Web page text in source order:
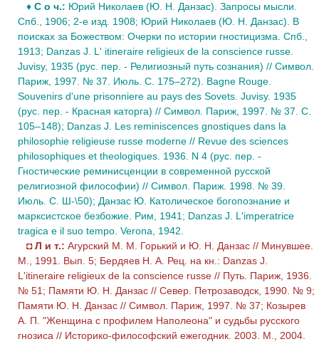
♦ С о ч.: Юрий Николаев (Ю. Н. Данзас). Запросы мысли.
Спб., 1906; 2-е изд. 1908; Юрий Николаев (Ю. Н. Данзас). В
поисках за Божеством: Очерки по истории гностицизма. Спб.,
1913; Danzas J. L' itineraire religieux de la conscience russe.
Juvisy, 1935 (рус. пер. - Религиозный путь сознания) // Символ.
Париж, 1997. № 37. Июль. С. 175–272). Bagne Rouge.
Souvenirs d'une prisonniere au pays des Sovets. Juvisy. 1935
(рус. пер. - Красная каторга) // Символ. Париж, 1997. № 37. С.
105–148); Danzas J. Les reminiscences gnostiques dans la
philosophie religieuse russe moderne // Revue des sciences
philosophiques et theologiques. 1936. N 4 (рус. пер. -
Гностические реминисценции в современной русской
религиозной философии) // Символ. Париж. 1998. № 39.
Июль. С. Ш-\50); Данзас Ю. Католическое богопознание и
марксистское безбожие. Рим, 1941; Danzas J. L'imperatrice
tragica е il suo tempo. Verona, 1942.
◘Л и т.: Агурский M. M. Горький и Ю. Н. Данзас // Минувшее.
М., 1991. Вып. 5; Бердяев Н. А. Рец. на кн.: Danzas J.
L'itineraire religieux de la conscience russe // Путь. Париж, 1936.
№ 51; Памяти Ю. Н. Данзас // Север. Петрозаводск, 1990. № 9;
Памяти Ю. Н. Данзас // Символ. Париж, 1997. № 37; Козырев
А. П. "Женщина с профилем Наполеона" и судьбы русского
гнозиса // Историко-философский ежегодник. 2003. М., 2004.